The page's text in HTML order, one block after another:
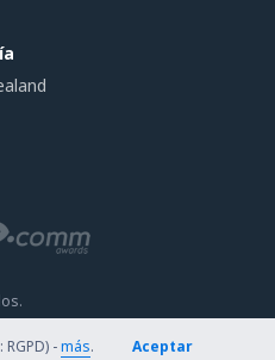
-más. Aceptar